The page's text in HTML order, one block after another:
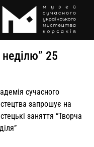
25
сучасного
запрошує на
заняття “Творча